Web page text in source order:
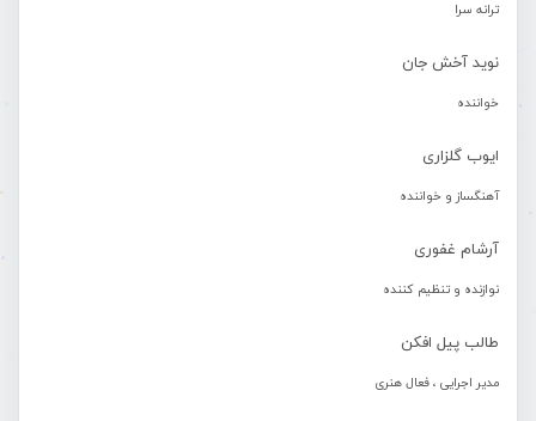
ترانه سرا
نوید آخش جان
خواننده
ایوب گلزاری
آهنگساز و خواننده
آرشام غفوری
نوازنده و تنظیم کننده
طالب پیل افکن
مدیر اجرایی ، فعال هنری